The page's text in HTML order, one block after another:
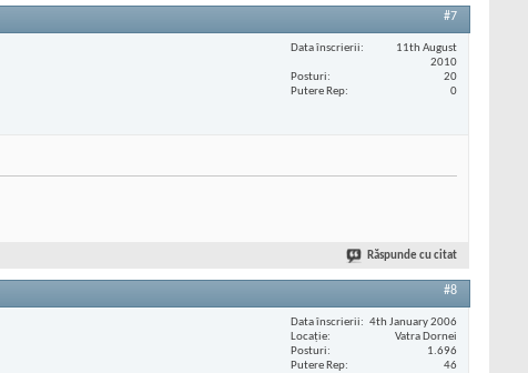
#7
Data înscrierii
11th August
2010
Posturi
20
Putere Rep
0
Răspunde cu citat
#8
Data înscrierii
4th January 2006
Locaţie
Vatra Dornei
Posturi
1.696
Putere Rep
46